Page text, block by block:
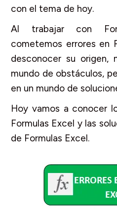
con el tema de hoy.
Al trabajar con
cometemos errores en
desconocer su origen,
mundo de obstáculos,
en un mundo de
Hoy vamos a conocer
Formulas Excel y las
de Formulas Excel.